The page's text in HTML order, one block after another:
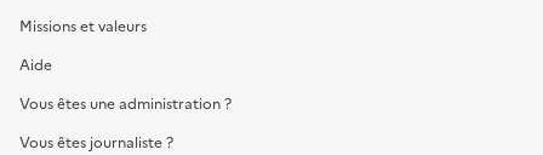
Missions et valeurs
Aide
Vous êtes une administration ?
Vous êtes journaliste ?